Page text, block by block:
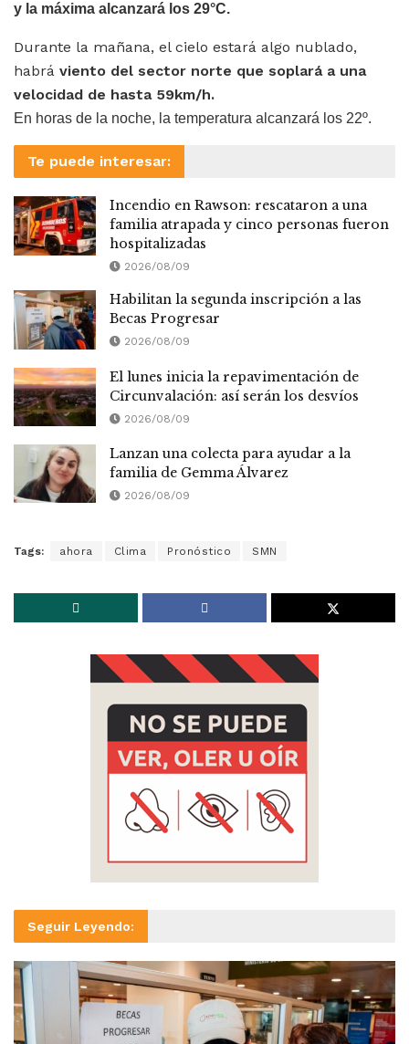
y la máxima alcanzará los 29°C.
Durante la mañana, el cielo estará algo nublado,
habrá viento del sector norte que soplará a una
velocidad de hasta 59km/h.
En horas de la noche, la temperatura alcanzará los 22º.
Te puede interesar:
Incendio en Rawson: rescataron a una
familia atrapada y cinco personas fueron
hospitalizadas
2026/08/09
Habilitan la segunda inscripción a las
Becas Progresar
2026/08/09
El lunes inicia la repavimentación de
Circunvalación: así serán los desvíos
2026/08/09
Lanzan una colecta para ayudar a la
familia de Gemma Álvarez
2026/08/09
Tags: ahora Clima Pronóstico SMN
Seguir Leyendo: